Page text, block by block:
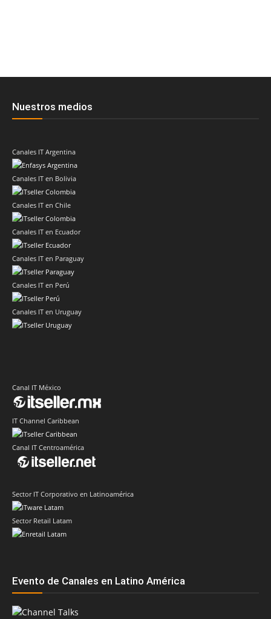
Nuestros medios
Canales IT Argentina
Canales IT en Bolivia
Canales IT en Chile
Canales IT en Ecuador
Canales IT en Paraguay
Canales IT en Perú
Canales IT en Uruguay
Canal IT México
IT Channel Caribbean
Canal IT Centroamérica
Sector IT Corporativo en Latinoamérica
Sector Retail Latam
Evento de Canales en Latino América